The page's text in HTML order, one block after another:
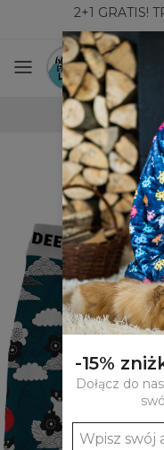
2+1 GRATIS!
WYSYŁKA ZA
-15%
Dołącz do